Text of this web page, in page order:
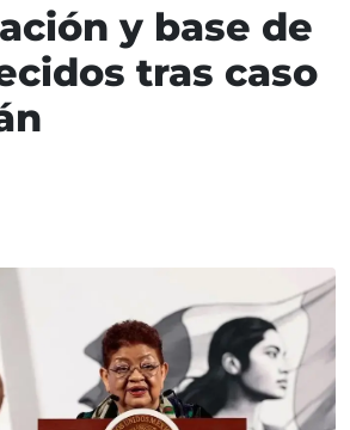
y base de
tras caso